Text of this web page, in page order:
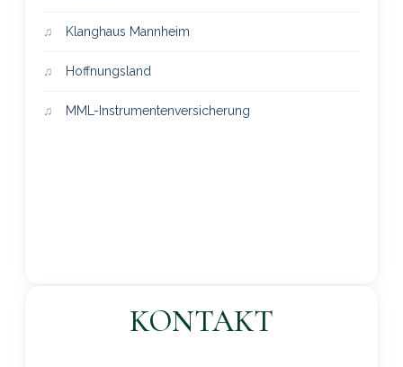
Klanghaus Mannheim
Hoffnungsland
MML-Instrumentenversicherung
KONTAKT